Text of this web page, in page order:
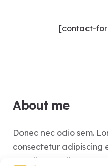
[contact-
About me
Donec nec odio sem.
consectetur adipiscing
eu tellus condimentum